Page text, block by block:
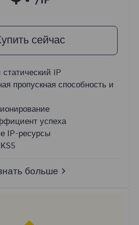
сейчас
IP
пропускная способность и
успеха
IP-ресурсы
больше